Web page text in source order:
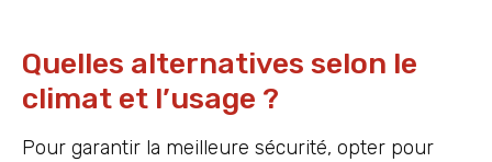
Quelles alternatives selon le
climat et l’usage ?
Pour garantir la meilleure sécurité, opter pour